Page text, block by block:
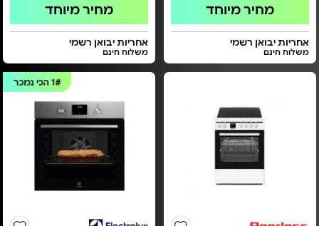
מחיר מיוחד
אחריות יבואן רשמי
משלוח חינם
מחיר מיוחד
אחריות יבואן רשמי
משלוח חינם
1#הכי נמכר